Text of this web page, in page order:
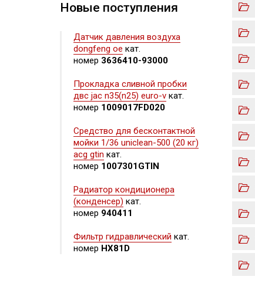
Новые поступления
Датчик давления воздуха
dongfeng oe кат.
номер 3636410-93000
Прокладка сливной пробки
двс jac n35(n25) euro-v кат.
номер 1009017FD020
Средство для бесконтактной
мойки 1/36 uniclean-500 (20 кг)
acg gtin кат.
номер 1007301GTIN
Радиатор кондиционера
(конденсер) кат.
номер 940411
Фильтр гидравлический кат.
номер HX81D